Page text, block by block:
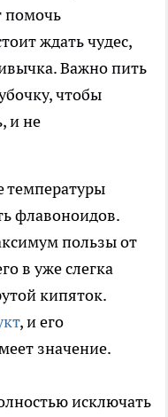
помочь
ждать чудес,
Важно пить
чтобы
и не
температуры
флавоноидов.
пользы от
в уже слегка
кипяток.
, и его
значение.
исключать